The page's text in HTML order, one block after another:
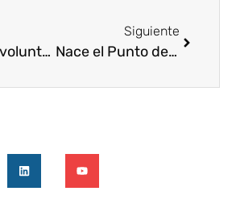
Análisis al voluntariado profesional corporativo en Chile
Siguiente
Nace el Punto de Voluntariado Corporativo para entidades y empresas